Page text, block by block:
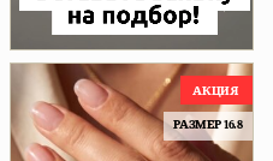
РАЗМЕР 16.8